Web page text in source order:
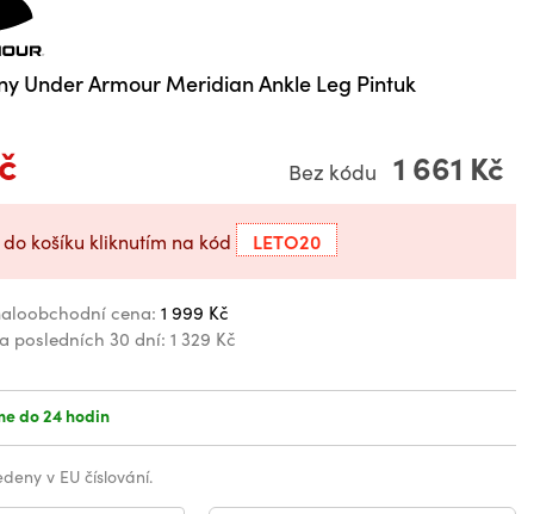
Under Armour Meridian Ankle Leg Pintuk
Bez kódu 1 661 Kč
do košíku kliknutím na kód LETO20
cena: 1 999 Kč
posledních 30 dní: 1 329 Kč
do 24 hodin
v EU číslování.